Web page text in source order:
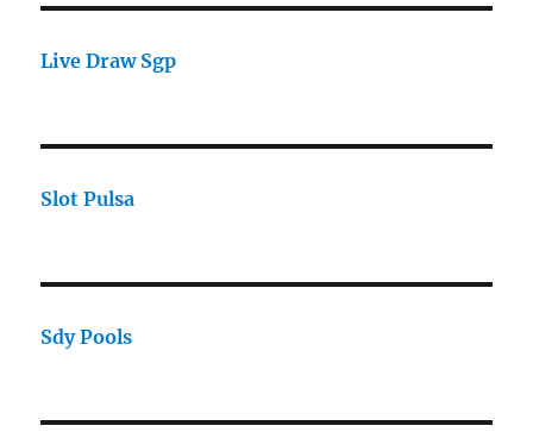
Live Draw Sgp
Slot Pulsa
Sdy Pools